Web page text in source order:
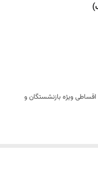
ویژه بازنشستگان و